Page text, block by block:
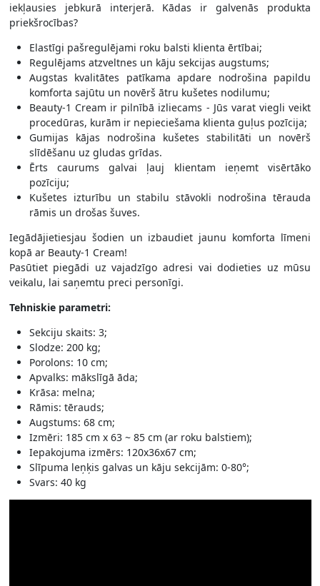
iekļausies jebkurā interjerā. Kādas ir galvenās produkta
priekšrocības?
Elastīgi pašregulējami roku balsti klienta ērtībai;
Regulējams atzveltnes un kāju sekcijas augstums;
Augstas kvalitātes patīkama apdare nodrošina papildu
komforta sajūtu un novērš ātru kušetes nodilumu;
Beauty-1 Cream ir pilnībā izliecams - Jūs varat viegli veikt
procedūras, kurām ir nepieciešama klienta guļus pozīcija;
Gumijas kājas nodrošina kušetes stabilitāti un novērš
slīdēšanu uz gludas grīdas.
Ērts caurums galvai ļauj klientam ieņemt visērtāko
pozīciju;
Kušetes izturību un stabilu stāvokli nodrošina tērauda
rāmis un drošas šuves.
Iegādājietiesjau šodien un izbaudiet jaunu komforta līmeni
kopā ar Beauty-1 Cream!
​Pasūtiet piegādi uz vajadzīgo adresi vai dodieties uz mūsu
veikalu, lai saņemtu preci personīgi.
Tehniskie parametri:
Sekciju skaits: 3;
Slodze: 200 kg;
Porolons: 10 cm;
Apvalks: mākslīgā āda;
Krāsa: melna;
Rāmis: tērauds;
Augstums: 68 cm;
Izmēri: 185 cm x 63 ~ 85 cm (ar roku balstiem);
Iepakojuma izmērs: 120x36x67 cm;
Slīpuma leņķis galvas un kāju sekcijām: 0-80°;
Svars: 40 kg